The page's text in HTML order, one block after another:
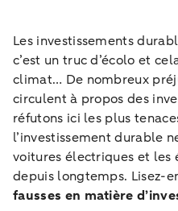
Les investissements
c’est un truc d’écolo et
climat… De nombreux
circulent à propos des
réfutons ici les plus
l’investissement durable
voitures électriques et les
depuis longtemps. Lisez-
fausses en matière